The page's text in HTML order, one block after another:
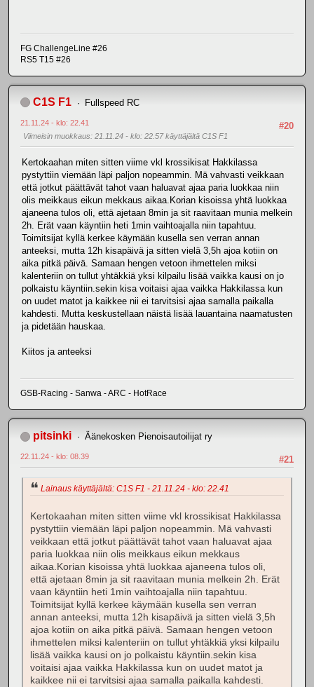
FG ChallengeLine #26
RS5 T15 #26
C1S F1 Fullspeed RC
#20
21.11.24 - klo: 22.41
Viimeisin muokkaus: 21.11.24 - klo: 22.57 käyttäjältä C1S F1
Kertokaahan miten sitten viime vkl krossikisat Hakkilassa
pystyttiin viemään läpi paljon nopeammin. Mä vahvasti veikkaan
että jotkut päättävät tahot vaan haluavat ajaa paria luokkaa niin
olis meikkaus eikun mekkaus aikaa.Korian kisoissa yhtä luokkaa
ajaneena tulos oli, että ajetaan 8min ja sit raavitaan munia melkein
2h. Erät vaan käyntiin heti 1min vaihtoajalla niin tapahtuu.
Toimitsijat kyllä kerkee käymään kusella sen verran annan
anteeksi, mutta 12h kisapäivä ja sitten vielä 3,5h ajoa kotiin on
aika pitkä päivä. Samaan hengen vetoon ihmettelen miksi
kalenteriin on tullut yhtäkkiä yksi kilpailu lisää vaikka kausi on jo
polkaistu käyntiin.sekin kisa voitaisi ajaa vaikka Hakkilassa kun
on uudet matot ja kaikkee nii ei tarvitsisi ajaa samalla paikalla
kahdesti. Mutta keskustellaan näistä lisää lauantaina naamatusten
ja pidetään hauskaa.
Kiitos ja anteeksi
GSB-Racing - Sanwa - ARC - HotRace
pitsinki Äänekosken Pienoisautoilijat ry
#21
22.11.24 - klo: 08.39
Lainaus käyttäjältä: C1S F1 - 21.11.24 - klo: 22.41
Kertokaahan miten sitten viime vkl krossikisat Hakkilassa
pystyttiin viemään läpi paljon nopeammin. Mä vahvasti
veikkaan että jotkut päättävät tahot vaan haluavat ajaa
paria luokkaa niin olis meikkaus eikun mekkaus
aikaa.Korian kisoissa yhtä luokkaa ajaneena tulos oli,
että ajetaan 8min ja sit raavitaan munia melkein 2h. Erät
vaan käyntiin heti 1min vaihtoajalla niin tapahtuu.
Toimitsijat kyllä kerkee käymään kusella sen verran
annan anteeksi, mutta 12h kisapäivä ja sitten vielä 3,5h
ajoa kotiin on aika pitkä päivä. Samaan hengen vetoon
ihmettelen miksi kalenteriin on tullut yhtäkkiä yksi kilpailu
lisää vaikka kausi on jo polkaistu käyntiin.sekin kisa
voitaisi ajaa vaikka Hakkilassa kun on uudet matot ja
kaikkee nii ei tarvitsisi ajaa samalla paikalla kahdesti.